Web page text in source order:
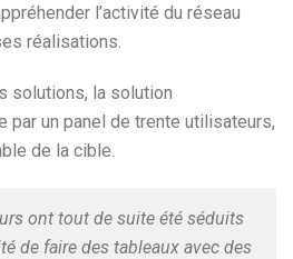
l’activité du réseau
réalisations.
solutions, la solution
par un panel de trente utilisateurs,
de la cible.
ont tout de suite été séduits
de faire des tableaux avec des